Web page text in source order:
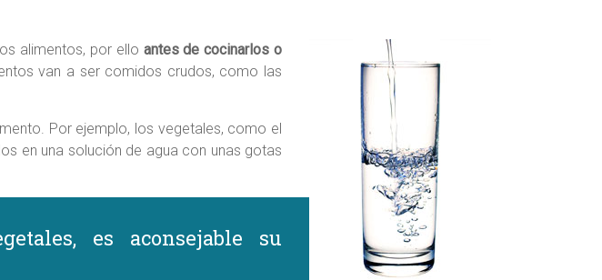
alimentos, por ello antes de cocinarlos o
van a ser comidos crudos, como las
Por ejemplo, los vegetales, como el
en una solución de agua con unas gotas
es aconsejable su